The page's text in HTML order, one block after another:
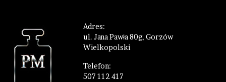
Adres:
ul. Jana Pawła 80g, Gorzów
Wielkopolski
Telefon:
507 112 417